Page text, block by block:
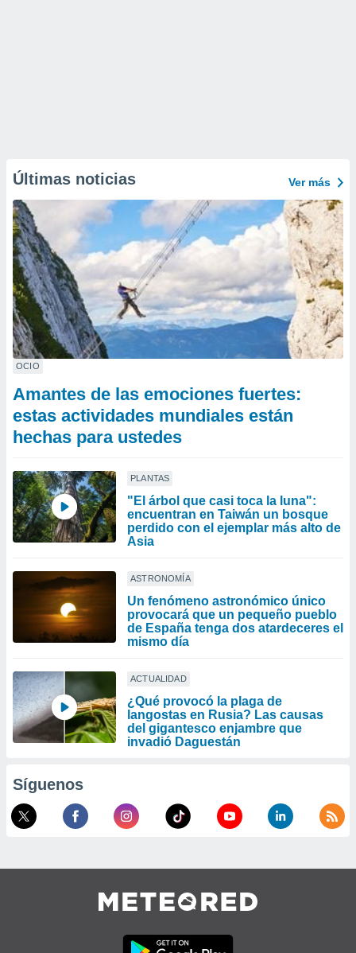
Últimas noticias Ver más
OCIO
Amantes de las emociones fuertes:
estas actividades mundiales están
hechas para ustedes
PLANTAS
"El árbol que casi toca la luna":
encuentran en Taiwán un bosque
perdido con el ejemplar más alto de
Asia
ASTRONOMÍA
Un fenómeno astronómico único
provocará que un pequeño pueblo
de España tenga dos atardeceres el
mismo día
ACTUALIDAD
¿Qué provocó la plaga de
langostas en Rusia? Las causas
del gigantesco enjambre que
invadió Daguestán
Síguenos